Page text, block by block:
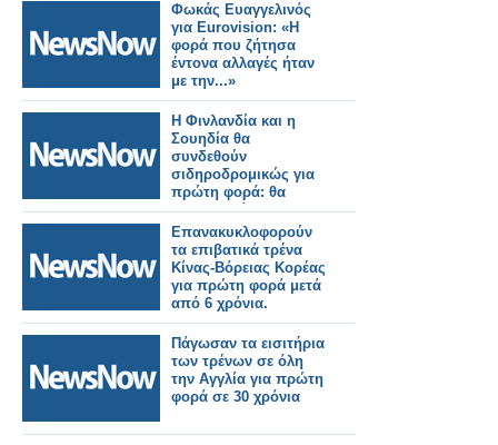
Φωκάς Ευαγγελινός
για Eurovision: «Η
φορά που ζήτησα
έντονα αλλαγές ήταν
με την...»
Η Φινλανδία και η
Σουηδία θα
συνδεθούν
σιδηροδρομικώς για
πρώτη φορά: θα
εμφανιστεί η
μεγαλύτερη
σιδηροδρομική
διαδρομή στην ΕΕ.
Επανακυκλοφορούν
τα επιβατικά τρένα
Κίνας-Βόρειας Κορέας
για πρώτη φορά μετά
από 6 χρόνια.
Πάγωσαν τα εισιτήρια
των τρένων σε όλη
την Αγγλία για πρώτη
φορά σε 30 χρόνια